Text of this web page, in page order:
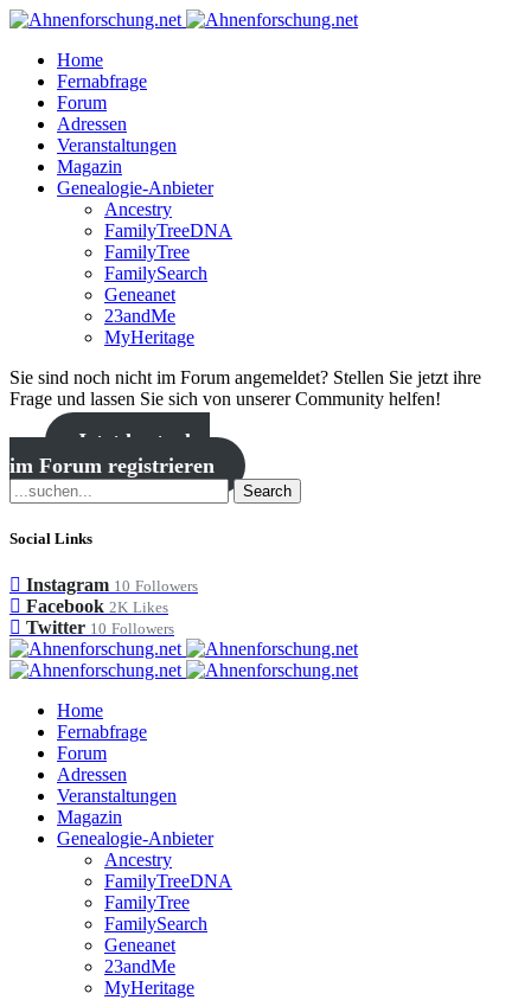
Home
Fernabfrage
Forum
Adressen
Veranstaltungen
Magazin
Genealogie-Anbieter
Ancestry
FamilyTreeDNA
FamilyTree
FamilySearch
Geneanet
23andMe
MyHeritage
Sie sind noch nicht im Forum angemeldet? Stellen Sie jetzt ihre
Frage und lassen Sie sich von unserer Community helfen!
Jetzt kostenlos
im Forum registrieren
Search
Social Links
Instagram 10 Followers
Facebook 2K Likes
Twitter 10 Followers
Home
Fernabfrage
Forum
Adressen
Veranstaltungen
Magazin
Genealogie-Anbieter
Ancestry
FamilyTreeDNA
FamilyTree
FamilySearch
Geneanet
23andMe
MyHeritage